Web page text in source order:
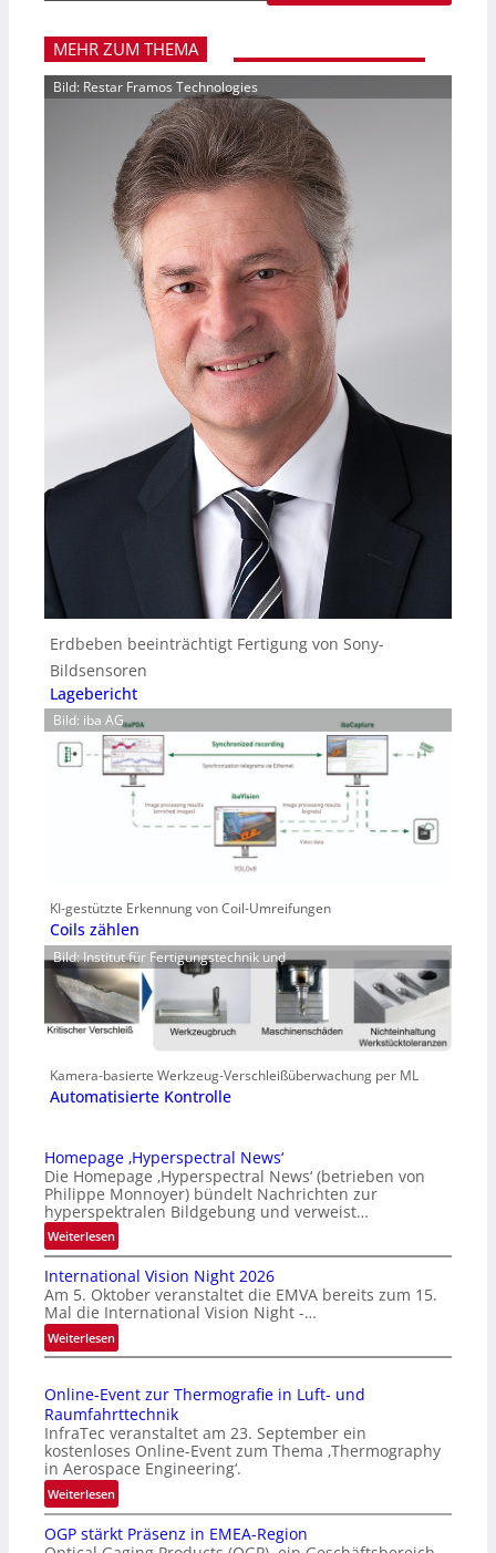
MEHR ZUM THEMA
Bild: Restar Framos Technologies
Erdbeben beeinträchtigt Fertigung von Sony-
Bildsensoren
Lagebericht
Bild: iba AG
KI-gestützte Erkennung von Coil-Umreifungen
Coils zählen
Bild: Institut für Fertigungstechnik und
Kamera-basierte Werkzeug-Verschleißüberwachung per ML
Automatisierte Kontrolle
Homepage ‚Hyperspectral News‘
Die Homepage ‚Hyperspectral News‘ (betrieben von
Philippe Monnoyer) bündelt Nachrichten zur
hyperspektralen Bildgebung und verweist…
Weiterlesen:
H
o
m
e
p
a
e
‚
H
y
p
e
r
International Vision Night 2026
Am 5. Oktober veranstaltet die EMVA bereits zum 15.
Mal die International Vision Night -…
Weiterlesen:
I
t
e
r
n
a
t
o
Online-Event zur Thermografie in Luft- und
Raumfahrttechnik
InfraTec veranstaltet am 23. September ein
kostenloses Online-Event zum Thema ‚Thermography
in Aerospace Engineering‘.
Weiterlesen:
O
n
OGP stärkt Präsenz in EMEA-Region